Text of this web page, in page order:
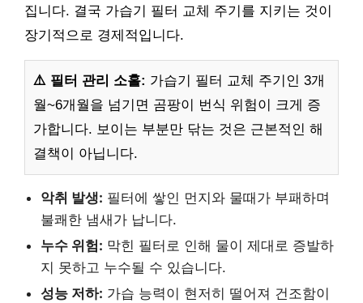
집니다. 결국 가습기 필터 교체 주기를 지키는 것이
장기적으로 경제적입니다.
⚠️ 필터 관리 소홀: 가습기 필터 교체 주기인 3개
월~6개월을 넘기면 곰팡이 번식 위험이 크게 증
가합니다. 보이는 부분만 닦는 것은 근본적인 해
결책이 아닙니다.
악취 발생: 필터에 쌓인 먼지와 물때가 부패하며
불쾌한 냄새가 납니다.
누수 위험: 막힌 필터로 인해 물이 제대로 증발하
지 못하고 누수될 수 있습니다.
성능 저하: 가습 능력이 현저히 떨어져 건조함이